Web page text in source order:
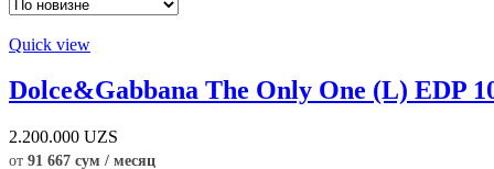
Quick view
Dolce&Gabbana The Only One (L) EDP
2.200.000 UZS
от 91 667 сум / месяц